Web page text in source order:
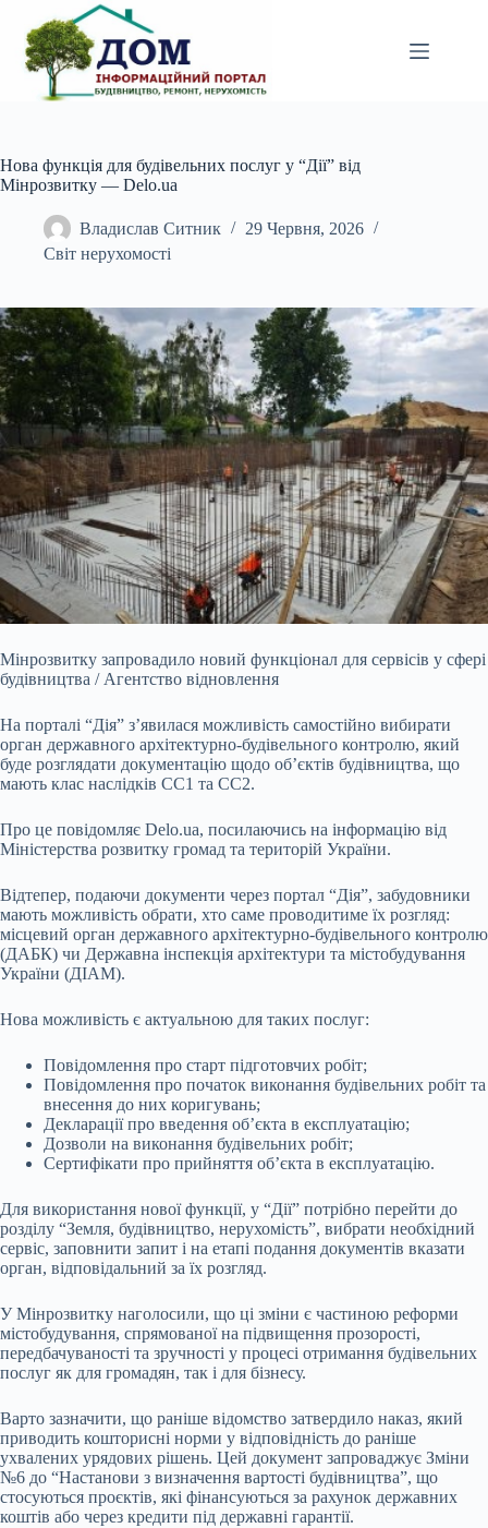
вмісту
Нова функція для будівельних послуг у “Дії” від
Мінрозвитку — Delo.ua
Владислав Ситник
29 Червня, 2026
Світ нерухомості
Мінрозвитку запровадило новий функціонал для сервісів у сфері
будівництва / Агентство відновлення
На порталі “Дія” з’явилася можливість самостійно вибирати
орган державного архітектурно-будівельного контролю, який
буде розглядати документацію щодо об’єктів будівництва, що
мають клас наслідків СС1 та СС2.
Про це повідомляє Delo.ua, посилаючись на інформацію від
Міністерства розвитку громад та територій України.
Відтепер, подаючи документи через портал “Дія”, забудовники
мають можливість обрати, хто саме проводитиме їх розгляд:
місцевий орган державного архітектурно-будівельного контролю
(ДАБК) чи Державна інспекція архітектури та містобудування
України (ДІАМ).
Нова можливість є актуальною для таких послуг:
Повідомлення про старт підготовчих робіт;
Повідомлення про початок виконання будівельних робіт та
внесення до них коригувань;
Декларації про введення об’єкта в експлуатацію;
Дозволи на виконання будівельних робіт;
Сертифікати про прийняття об’єкта в експлуатацію.
Для використання нової функції, у “Дії” потрібно перейти до
розділу “Земля, будівництво, нерухомість”, вибрати необхідний
сервіс, заповнити запит і на етапі подання документів вказати
орган, відповідальний за їх розгляд.
У Мінрозвитку наголосили, що ці зміни є частиною реформи
містобудування, спрямованої на підвищення прозорості,
передбачуваності та зручності у процесі отримання будівельних
послуг як для громадян, так і для бізнесу.
Варто зазначити, що раніше відомство затвердило наказ, який
приводить кошторисні норми у відповідність до раніше
ухвалених урядових рішень. Цей документ запроваджує Зміни
№6 до “Настанови з визначення вартості будівництва”, що
стосуються проєктів, які фінансуються за рахунок державних
коштів або через кредити під державні гарантії.